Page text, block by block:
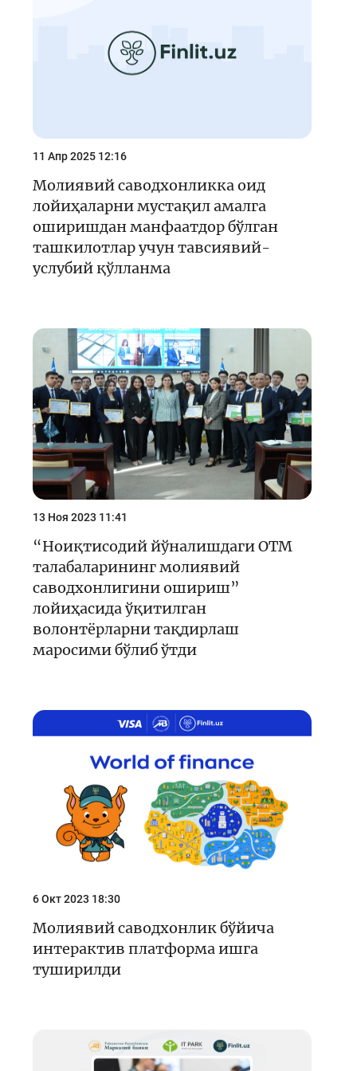
Тренинглар ва семинарлар
Finlit.uz янгиликлари
Интерактив хизматлар
Фотогалерея
Лойиҳа ҳақида
Кенгайтирилган қидирув
11 Апр 2025 12:16
Молиявий саводхонликка оид
лойиҳаларни мустақил амалга
оширишдан манфаатдор бўлган
ташкилотлар учун тавсиявий-
услубий қўлланма
13 Ноя 2023 11:41
“Ноиқтисодий йўналишдаги ОТМ
талабаларининг молиявий
саводхонлигини ошириш”
лойиҳасида ўқитилган
волонтёрларни тақдирлаш
маросими бўлиб ўтди
6 Окт 2023 18:30
Молиявий саводхонлик бўйича
интерактив платформа ишга
туширилди